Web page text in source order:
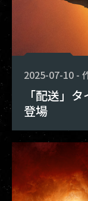
2025-07-10 -
「配送」
登場